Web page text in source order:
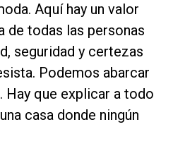
Aquí hay un valor
de todas las personas
seguridad y certezas
Podemos abarcar
Hay que explicar a todo
casa donde ningún